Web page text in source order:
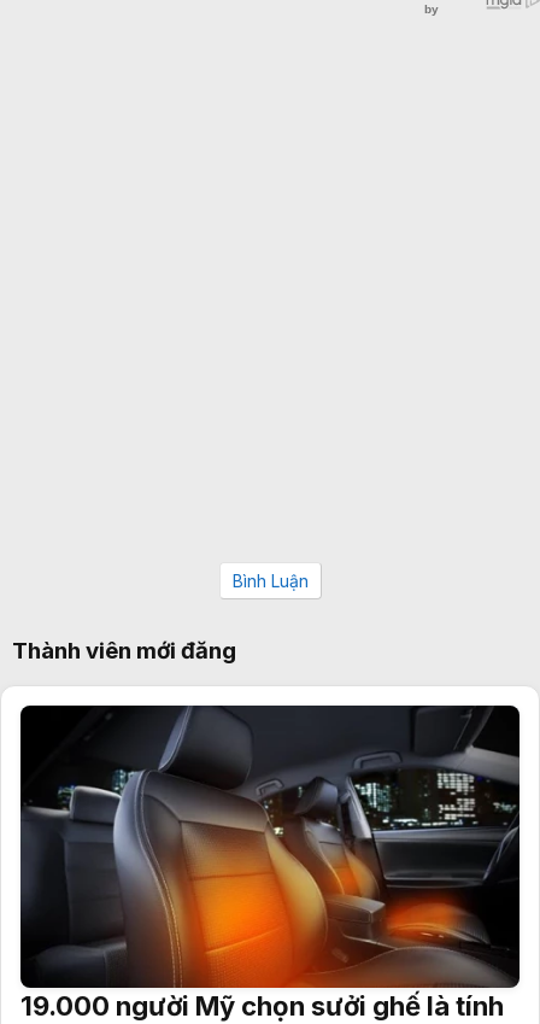
Bình Luận
Thành viên mới đăng
19.000 người Mỹ chọn sưởi ghế là tính